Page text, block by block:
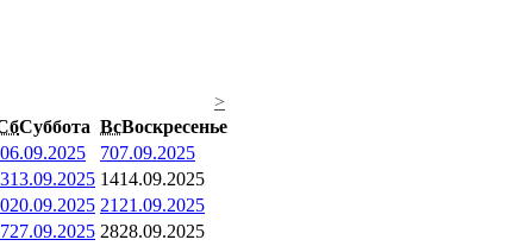
>
Суббота ВсВоскресенье
06.09.2025 707.09.2025
13.09.2025 1414.09.2025
20.09.2025 21 21.09.2025
27.09.2025 2828.09.2025